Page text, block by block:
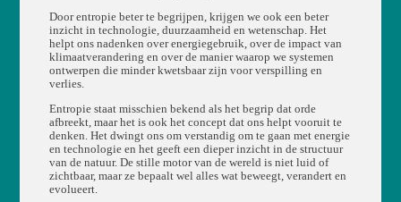
Door entropie beter te begrijpen, krijgen we ook een beter
inzicht in technologie, duurzaamheid en wetenschap. Het
helpt ons nadenken over energiegebruik, over de impact van
klimaatverandering en over de manier waarop we systemen
ontwerpen die minder kwetsbaar zijn voor verspilling en
verlies.
Entropie staat misschien bekend als het begrip dat orde
afbreekt, maar het is ook het concept dat ons helpt vooruit te
denken. Het dwingt ons om verstandig om te gaan met energie
en technologie en het geeft een dieper inzicht in de structuur
van de natuur. De stille motor van de wereld is niet luid of
zichtbaar, maar ze bepaalt wel alles wat beweegt, verandert en
evolueert.